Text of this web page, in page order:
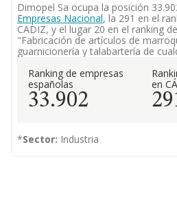
Dimopel Sa ocupa la posición
Empresas Nacional, la 291 en el
CADIZ, y el lugar 20 en el ranking
"Fabricación de artículos de
guarnicionería y talabartería de
Ranking de empresas
españolas
33.902
en
*Sector: Industria